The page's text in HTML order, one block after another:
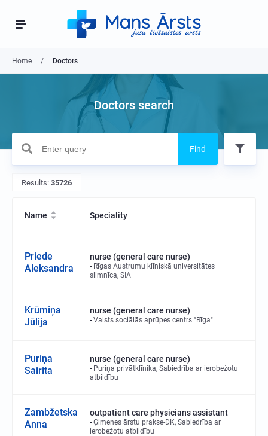
Home Doctors
Doctors search
Find
Results: 35726
Name Speciality
Priede
Aleksandra
nurse (general care nurse)
Rīgas Austrumu klīniskā universitātes
slimnīca, SIA
Krūmiņa
Jūlija
nurse (general care nurse)
Valsts sociālās aprūpes centrs "Rīga"
Puriņa
Sairita
nurse (general care nurse)
Puriņa privātklīnika, Sabiedrība ar ierobežotu
atbildību
Zambžetska
Anna
outpatient care physicians assistant
Ģimenes ārstu prakse-DK, Sabiedrība ar
ierobežotu atbildību